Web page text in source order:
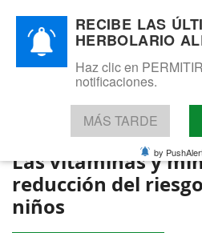
Herbolario
Fitoterapia, complementos
Tel: 655 025 421 - WhatsApp:
¡Atención! Este
tecnologías
Si no cambia la configuración de
uso.Saber
Las vitaminas y
reducción del
niños
RECIBE LAS
HERBOLARIO
Haz clic en
notificaciones.
MÁS TARDE
by